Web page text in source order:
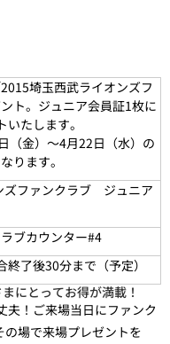
埼玉西武ライオンズフ
ト。ジュニア会員証1枚に
たします。
（金）～4月22日（水）の
ります。
ズファンクラブ ジュニア
ブカウンター#4
了後30分まで（予定）
にとってお得が満載！
夫！ご来場当日にファンク
場で来場プレゼントを